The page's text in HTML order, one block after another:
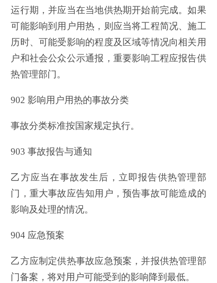
运行期，并应当在当地供热期开始前完成。如果
可能影响到用户用热，则应当将工程简况、施工
历时、可能受影响的程度及区域等情况向相关用
户和社会公众公示通报，重要影响工程应报告供
热管理部门。
902 影响用户用热的事故分类
事故分类标准按国家规定执行。
903 事故报告与通知
乙方应当在事故发生后，立即报告供热管理部
门，重大事故应告知用户，预告事故可能造成的
影响及处理的情况。
904 应急预案
乙方应制定供热事故应急预案，并报供热管理部
门备案，将对用户可能受到的影响降到最低。